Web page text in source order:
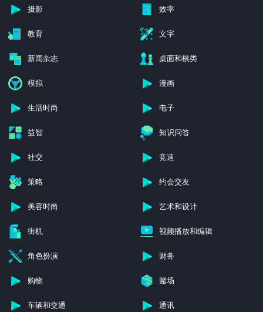
摄影 效率
教育 文字
新闻杂志 桌面和棋类
模拟 漫画
生活时尚 电子
益智 知识问答
社交 竞速
策略 约会交友
美容时尚 艺术和设计
街机 视频播放和编辑
角色扮演 财务
购物 赌场
车辆和交通 通讯